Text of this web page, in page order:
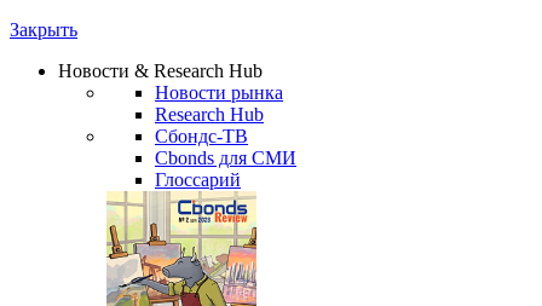
Закрыть
Новости & Research Hub
Новости рынка
Research Hub
Сбондс-ТВ
Cbonds для СМИ
Глоссарий